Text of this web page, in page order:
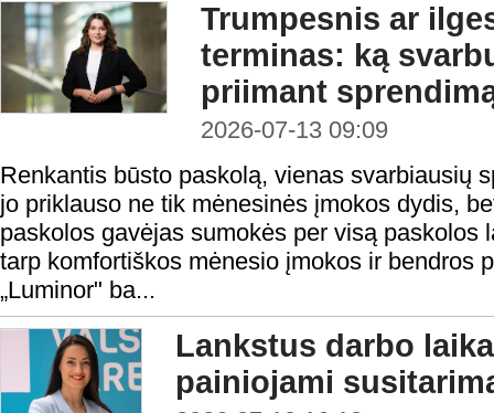
Trumpesnis ar
terminas: ką
priimant
2026-07-13 09:09
Renkantis būsto paskolą, vienas svarbiausių
jo priklauso ne tik mėnesinės įmokos dydis,
paskolos gavėjas sumokės per visą paskolos
tarp komfortiškos mėnesio įmokos ir bendros
„Luminor" ba...
Lankstus darbo
painiojami